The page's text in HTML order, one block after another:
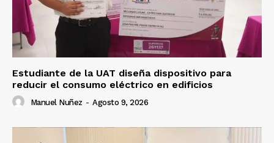
Estudiante de la UAT diseña dispositivo para
reducir el consumo eléctrico en edificios
Manuel Nuñez - Agosto 9, 2026